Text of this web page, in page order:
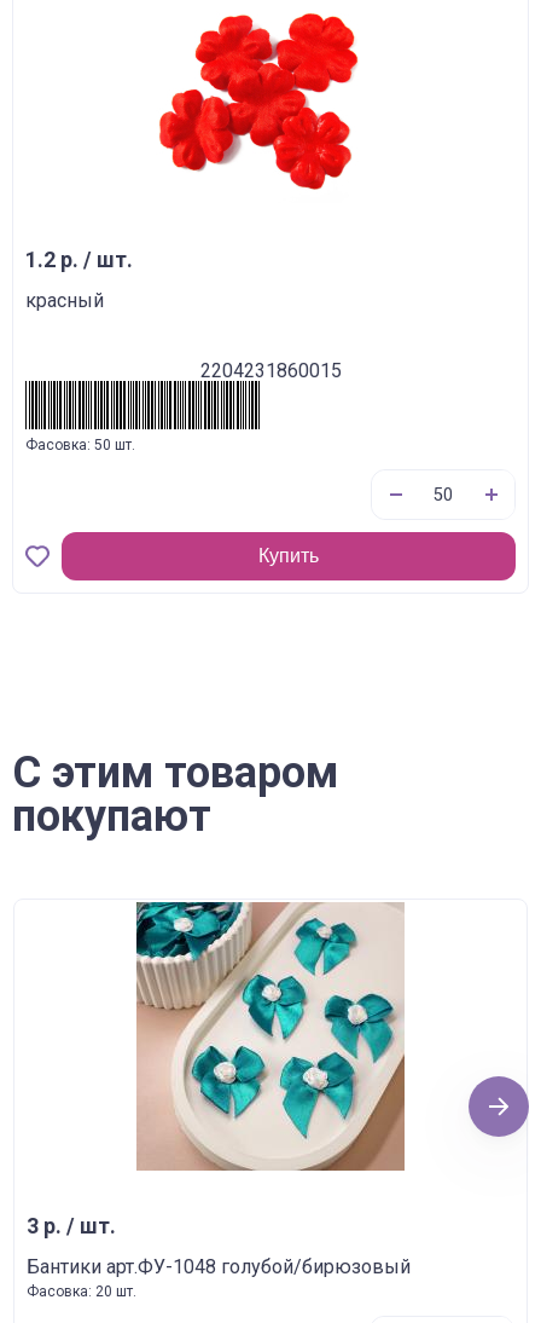
1.2 р. / шт.
красный
2204231860015
Фасовка: 50 шт.
Купить
С этим товаром
покупают
3 р. / шт.
Бантики арт.ФУ-1048 голубой/бирюзовый
Фасовка: 20 шт.
Next